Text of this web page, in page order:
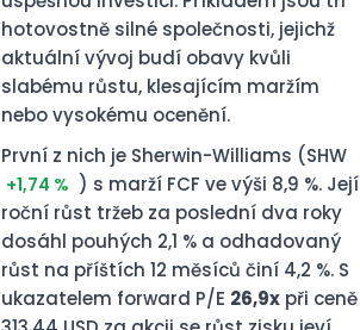
hotovostně silné společnosti, jejichž
aktuální vývoj budí obavy kvůli
slabému růstu, klesajícím maržím
nebo vysokému ocenění.
První z nich je Sherwin-Williams (SHW
+1,74 % ) s marží FCF ve výši 8,9 %. Její
roční růst tržeb za poslední dva roky
dosáhl pouhých 2,1 % a odhadovaný
růst na příštích 12 měsíců činí 4,2 %. S
ukazatelem forward P/E 26,9x při ceně